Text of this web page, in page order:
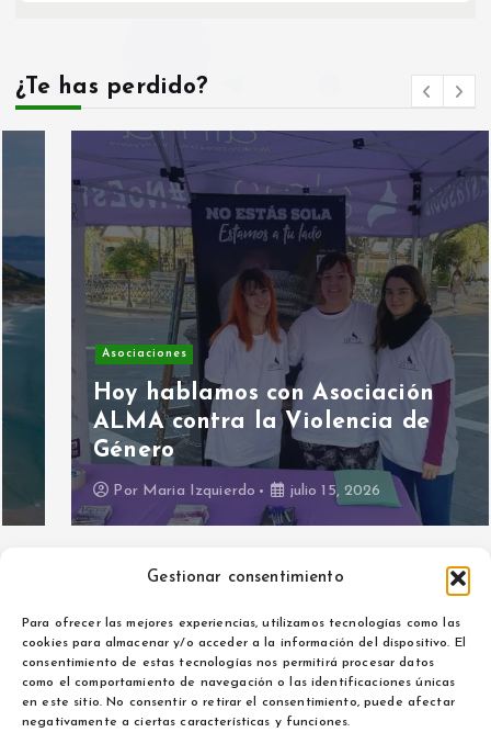
Gestionar consentimiento
Para ofrecer las mejores experiencias, utilizamos tecnologías como las
cookies para almacenar y/o acceder a la información del dispositivo. El
consentimiento de estas tecnologías nos permitirá procesar datos
como el comportamiento de navegación o las identificaciones únicas
en este sitio. No consentir o retirar el consentimiento, puede afectar
negativamente a ciertas características y funciones.
¿Te has perdido?
Asociaciones
Hoy hablamos con Asociación
ALMA contra la Violencia de
Género
Por Maria Izquierdo julio 15, 2026
Aviso legal
Política de privacidad